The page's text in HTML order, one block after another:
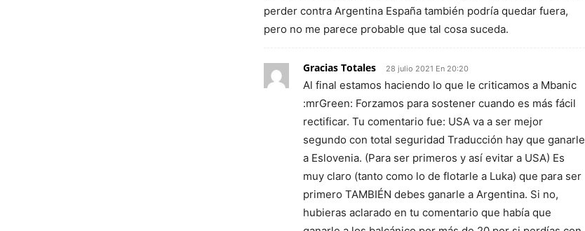
perder contra Argentina España también podría quedar fuera,
pero no me parece probable que tal cosa suceda.
Gracias Totales 28 julio 2021 En 20:20
Al final estamos haciendo lo que le criticamos a Mbanic
:mrGreen: Forzamos para sostener cuando es más fácil
rectificar. Tu comentario fue: USA va a ser mejor
segundo con total seguridad Traducción hay que ganarle
a Eslovenia. (Para ser primeros y así evitar a USA) Es
muy claro (tanto como lo de flotarle a Luka) que para ser
primero TAMBIÉN debes ganarle a Argentina. Si no,
hubieras aclarado en tu comentario que había que